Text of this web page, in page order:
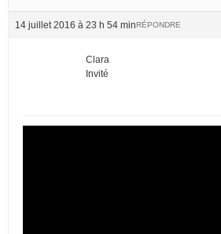
14 juillet 2016 à 23 h 54 minRÉPONDRE
Clara
Invité